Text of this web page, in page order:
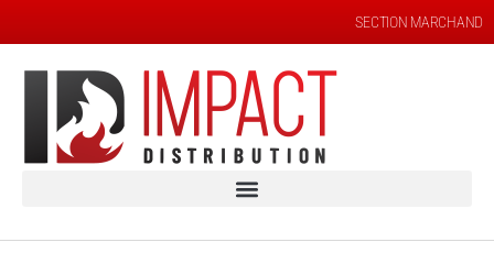
SECTION MARCHAND